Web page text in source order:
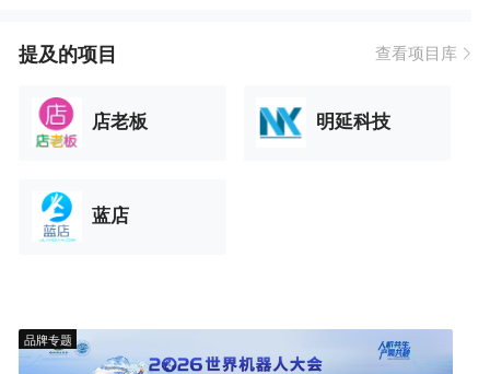
提及的项目 查看项目库
店老板 明延科技
蓝店
品牌专题